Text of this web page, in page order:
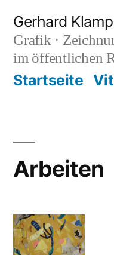
Inhalt
springen
Gerhard
Grafik ·
im öffentlichen
Startseite
Arbeiten